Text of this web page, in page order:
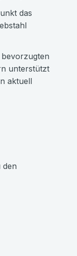
das
unterstützt
aktuell
den